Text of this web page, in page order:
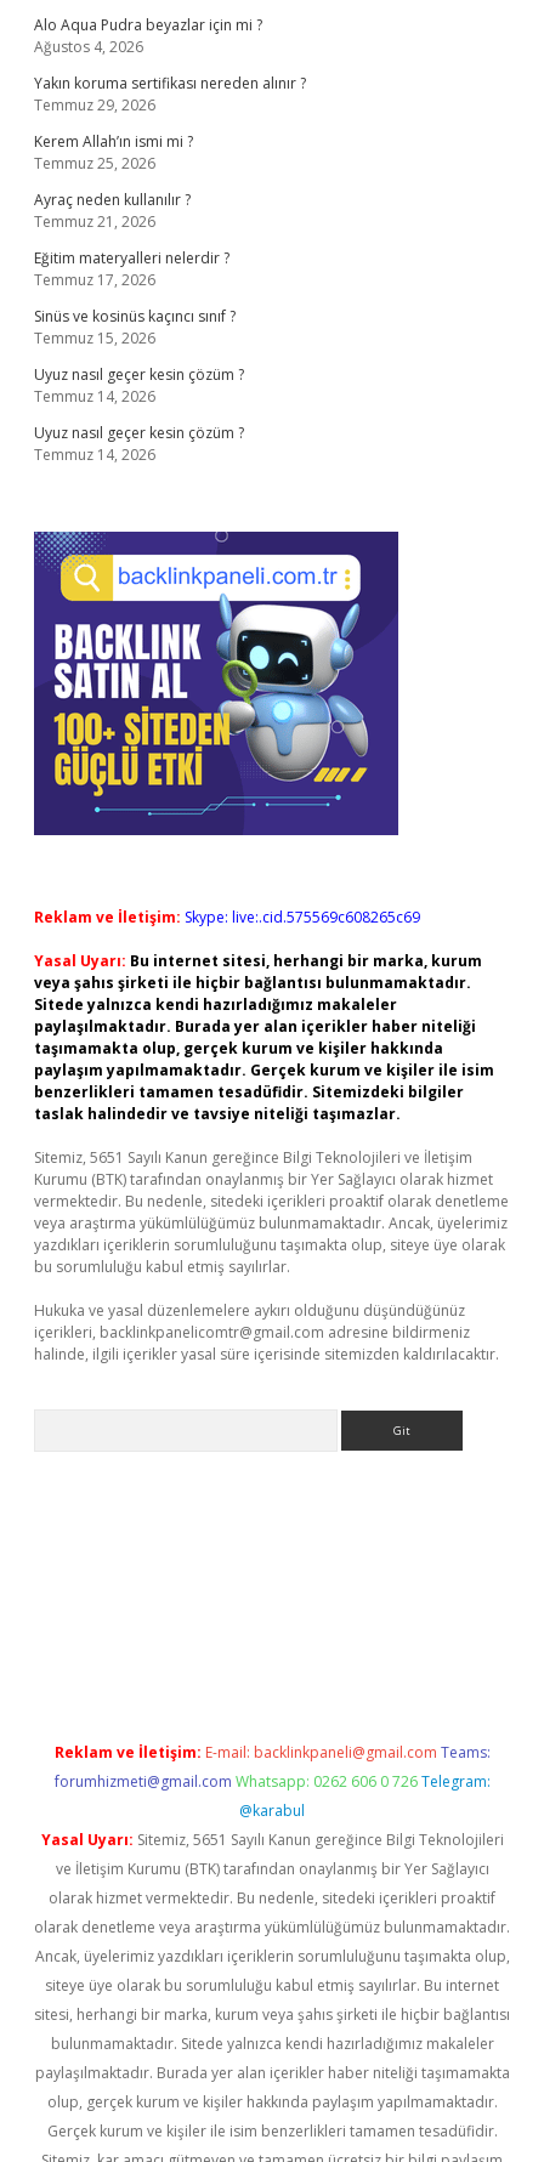
Alo Aqua Pudra beyazlar için mi ?
Ağustos 4, 2026
Yakın koruma sertifikası nereden alınır ?
Temmuz 29, 2026
Kerem Allah’ın ismi mi ?
Temmuz 25, 2026
Ayraç neden kullanılır ?
Temmuz 21, 2026
Eğitim materyalleri nelerdir ?
Temmuz 17, 2026
Sinüs ve kosinüs kaçıncı sınıf ?
Temmuz 15, 2026
Uyuz nasıl geçer kesin çözüm ?
Temmuz 14, 2026
Uyuz nasıl geçer kesin çözüm ?
Temmuz 14, 2026
Reklam ve İletişim: Skype: live:.cid.575569c608265c69
Yasal Uyarı: Bu internet sitesi, herhangi bir marka, kurum
veya şahıs şirketi ile hiçbir bağlantısı bulunmamaktadır.
Sitede yalnızca kendi hazırladığımız makaleler
paylaşılmaktadır. Burada yer alan içerikler haber niteliği
taşımamakta olup, gerçek kurum ve kişiler hakkında
paylaşım yapılmamaktadır. Gerçek kurum ve kişiler ile isim
benzerlikleri tamamen tesadüfidir. Sitemizdeki bilgiler
taslak halindedir ve tavsiye niteliği taşımazlar.
Sitemiz, 5651 Sayılı Kanun gereğince Bilgi Teknolojileri ve İletişim
Kurumu (BTK) tarafından onaylanmış bir Yer Sağlayıcı olarak hizmet
vermektedir. Bu nedenle, sitedeki içerikleri proaktif olarak denetleme
veya araştırma yükümlülüğümüz bulunmamaktadır. Ancak, üyelerimiz
yazdıkları içeriklerin sorumluluğunu taşımakta olup, siteye üye olarak
bu sorumluluğu kabul etmiş sayılırlar.
Hukuka ve yasal düzenlemelere aykırı olduğunu düşündüğünüz
içerikleri, backlinkpanelicomtr@gmail.com adresine bildirmeniz
halinde, ilgili içerikler yasal süre içerisinde sitemizden kaldırılacaktır.
Reklam ve İletişim: E-mail: backlinkpaneli@gmail.com Teams:
forumhizmeti@gmail.com Whatsapp: 0262 606 0 726 Telegram:
@karabul
Yasal Uyarı: Sitemiz, 5651 Sayılı Kanun gereğince Bilgi Teknolojileri
ve İletişim Kurumu (BTK) tarafından onaylanmış bir Yer Sağlayıcı
olarak hizmet vermektedir. Bu nedenle, sitedeki içerikleri proaktif
olarak denetleme veya araştırma yükümlülüğümüz bulunmamaktadır.
Ancak, üyelerimiz yazdıkları içeriklerin sorumluluğunu taşımakta olup,
siteye üye olarak bu sorumluluğu kabul etmiş sayılırlar. Bu internet
sitesi, herhangi bir marka, kurum veya şahıs şirketi ile hiçbir bağlantısı
bulunmamaktadır. Sitede yalnızca kendi hazırladığımız makaleler
paylaşılmaktadır. Burada yer alan içerikler haber niteliği taşımamakta
olup, gerçek kurum ve kişiler hakkında paylaşım yapılmamaktadır.
Gerçek kurum ve kişiler ile isim benzerlikleri tamamen tesadüfidir.